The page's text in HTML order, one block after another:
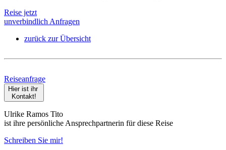
Reise jetzt
unverbindlich Anfragen
zurück zur Übersicht
Reiseanfrage
Hier ist ihr
Kontakt!
Ulrike Ramos Tito
ist ihre persönliche Ansprechpartnerin für diese Reise
Schreiben Sie mir!